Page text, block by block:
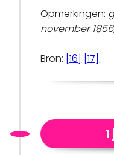
Opmerkingen:
november
Bron: [16] [17]